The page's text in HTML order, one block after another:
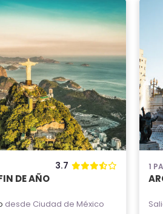
3.7
DE AÑO
desde Ciudad de México
1